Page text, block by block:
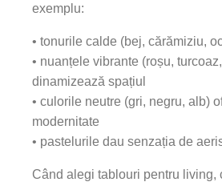
exemplu:
• tonurile calde (bej, cărămiziu,
• nuanțele vibrante (roșu,
dinamizează spațiul
• culorile neutre (gri, negru, alb)
modernitate
• pastelurile dau senzația de
Când alegi tablouri pentru living,